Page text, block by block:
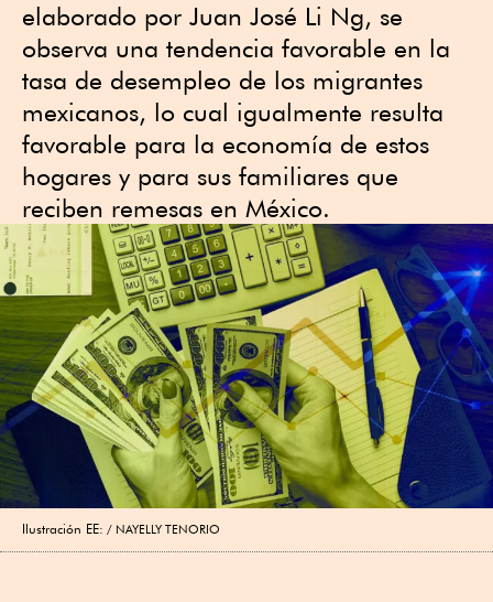
elaborado por Juan José Li Ng, se
observa una tendencia favorable en la
tasa de desempleo de los migrantes
mexicanos, lo cual igualmente resulta
favorable para la economía de estos
hogares y para sus familiares que
reciben remesas en México.
Ilustración EE: NAYELLY TENORIO